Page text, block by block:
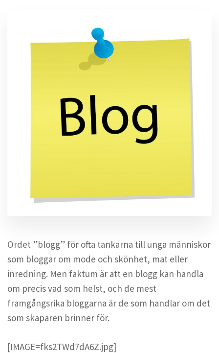
Ordet ”blogg” för ofta tankarna till unga människor
som bloggar om mode och skönhet, mat eller
inredning. Men faktum är att en blogg kan handla
om precis vad som helst, och de mest
framgångsrika bloggarna är de som handlar om det
som skaparen brinner för.
[IMAGE=fks2TWd7dA6Z.jpg]